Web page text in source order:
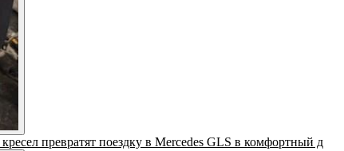
превратят поездку в Mercedes GLS в комфортный д